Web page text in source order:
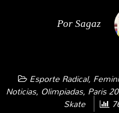
Por Sagaz
Esporte Radical,
Noticias, Olimpiadas, Paris
Skate